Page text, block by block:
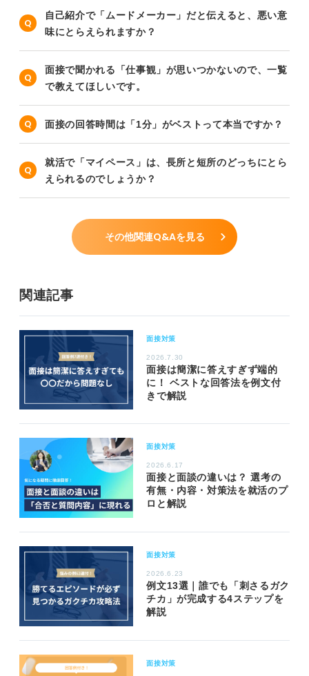
自己紹介で「ムードメーカー」だと伝えると、悪い意
味にとらえられますか？
面接で聞かれる「仕事観」が思いつかないので、一覧
で教えてほしいです。
面接の回答時間は「1分」がベストって本当ですか？
就活で「マイペース」は、長所と短所のどっちにとら
えられるのでしょうか？
その他関連Q&Aを見る
関連記事
面接対策
2026.7.30
面接は簡潔に答えすぎず端的
に！ ベストな回答法を例文付
きで解説
面接対策
2026.6.17
面接と面談の違いは？ 選考の
有無・内容・対策法を就活のプ
ロと解説
面接対策
2026.6.23
例文13選｜誰でも「刺さるガク
チカ」が完成する4ステップを
解説
面接対策